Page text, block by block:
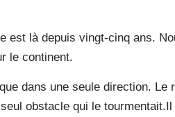
est là depuis vingt-cinq ans.
le continent.
dans une seule direction. Le
obstacle qui le